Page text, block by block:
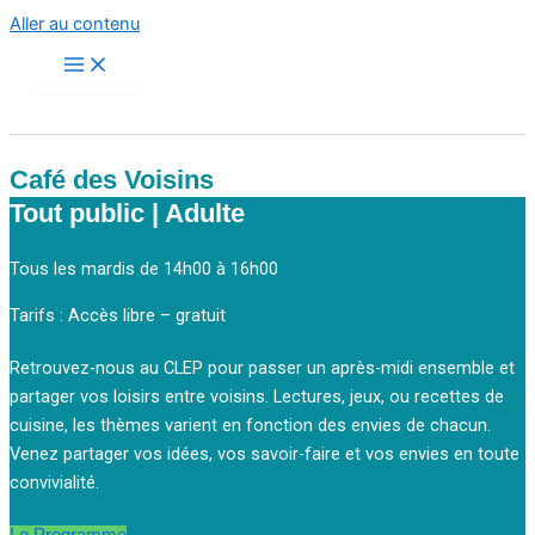
Aller au contenu
Café des Voisins
Tout public | Adulte
Tous les mardis de 14h00 à 16h00
Tarifs : Accès libre – gratuit
Retrouvez-nous au CLEP pour passer un après-midi ensemble et
partager vos loisirs entre voisins. Lectures, jeux, ou recettes de
cuisine, les thèmes varient en fonction des envies de chacun.
Venez partager vos idées, vos savoir-faire et vos envies en toute
convivialité.